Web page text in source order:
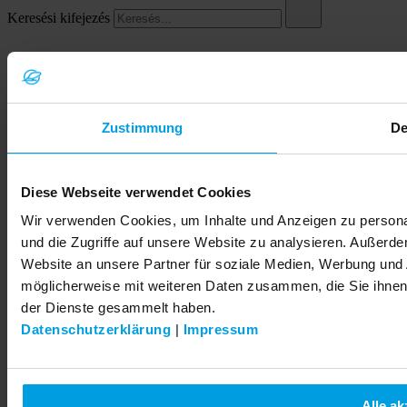
Zustimmung
Diese Webseite verwendet Cookies
Wir verwenden Cookies, um Inhalte und Anzeigen zu
und die Zugriffe auf unsere Website zu analysieren.
Website an unsere Partner für soziale Medien, Werbung
möglicherweise mit weiteren Daten zusammen, die Sie
der Dienste gesammelt haben.
Datenschutzerklärung | Impressum
Keresési kifejezés
© 2026 LEMKEN GmbH & Co. KG